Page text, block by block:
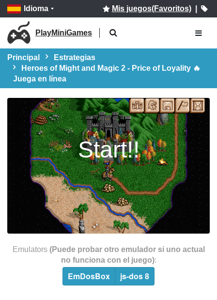
Idioma Mis juegos(Favoritos)|
PlayMiniGames
Principal
Estrategias
Heroes of Might and Magic 2 - Price of Loyality 🔥
Juega en línea
Start!!
Emulators (Puede probar otro emulador si uno actual
no funciona con el juego):
EmDosBox js-dos 8